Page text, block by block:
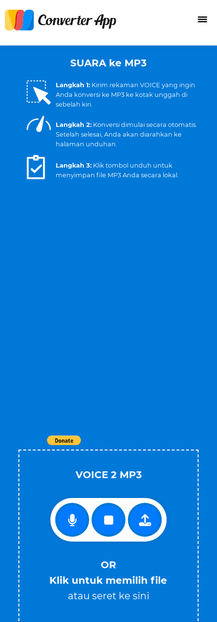
SUARA ke MP3
Langkah 1: Kirim rekaman VOICE yang ingin
Anda konversi ke MP3 ke kotak unggah di
sebelah kiri.
Langkah 2: Konversi dimulai secara otomatis.
Setelah selesai, Anda akan diarahkan ke
halaman unduhan.
Langkah 3: Klik tombol unduh untuk
menyimpan file MP3 Anda secara lokal.
VOICE 2 MP3
OR
Klik untuk memilih file
atau seret ke sini